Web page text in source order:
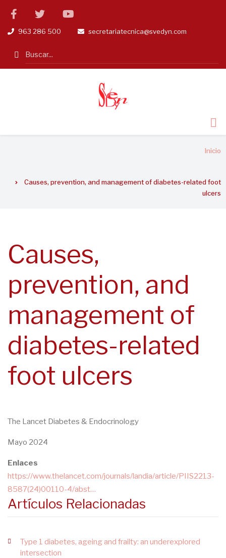
Pasar
contenido
facebooktwitter
tel963 286 500 email
secretariatecnica@svedyn.com
Search
ayuda
Inicio
Causes, prevention, and management of diabetes-related foot
ulcers
Causes,
prevention, and
management of
diabetes-related
foot ulcers
The Lancet Diabetes & Endocrinology
Mayo 2024
Enlaces
https://www.thelancet.com/journals/landia/article/PIIS2213-
8587(24)00110-4/abst…
Artículos Relacionadas
Type 1 diabetes, ageing and frailty: an underexplored
intersection